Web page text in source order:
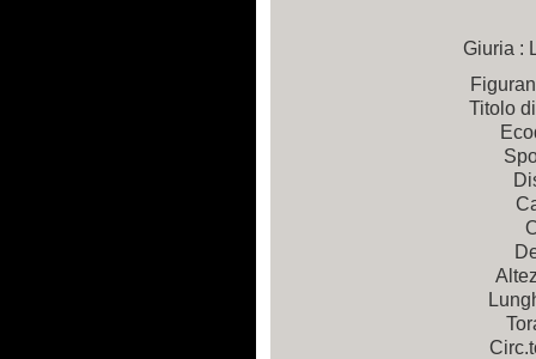
Giuria :
Titolo